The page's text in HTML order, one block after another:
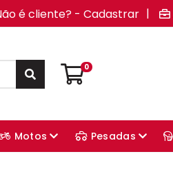
é cliente? - Cadastrar |
0
Motos Pesadas